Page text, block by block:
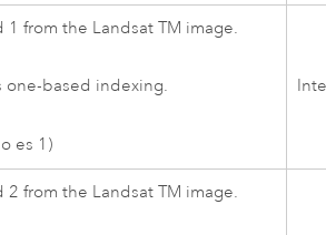
from the Landsat TM image.
one-based indexing.
es 1)
from the Landsat TM image.